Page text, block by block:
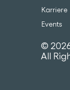
Karriere
Events
©
All